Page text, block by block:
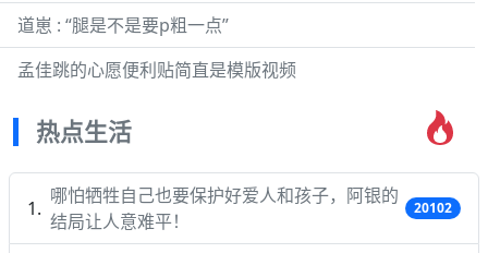
道崽 : “腿是不是要p粗一点”
孟佳跳的心愿便利贴简直是模版视频
热点生活
哪怕牺牲自己也要保护好爱人和孩子，阿银的
结局让人意难平！
20102